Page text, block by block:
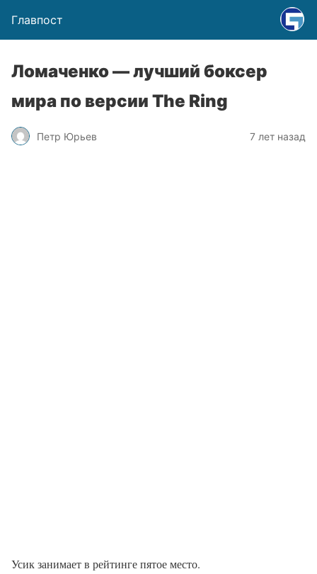
Главпост
Ломаченко — лучший боксер
мира по версии The Ring
Петр Юрьев 7 лет назад
Усик занимает в рейтинге пятое место.